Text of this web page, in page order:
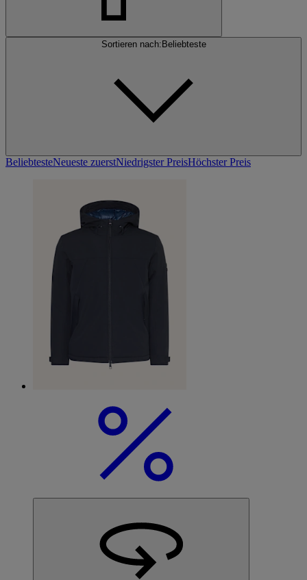
Sortieren nach: Beliebteste
BeliebtesteNeueste zuerstNiedrigster PreisHöchster Preis